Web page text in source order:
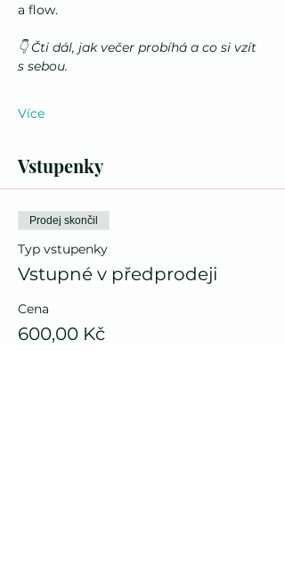
a flow.
👇 Čti dál, jak večer probíhá a co si vzít
s sebou.
Více
Vstupenky
Prodej skončil
Typ vstupenky
Vstupné v předprodeji
Cena
600,00 Kč